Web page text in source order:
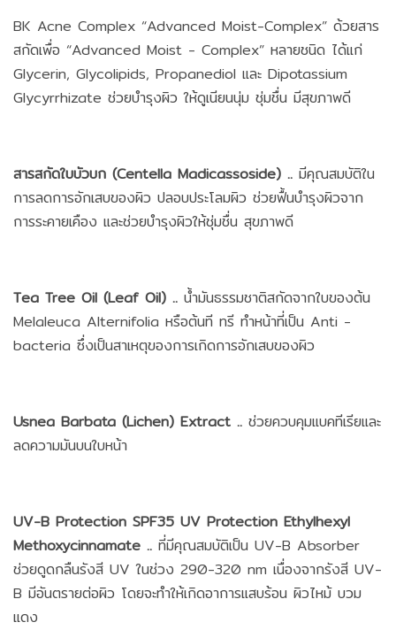
BK Acne Complex “Advanced Moist-Complex” ด้วยสาร
สกัดเพื่อ “Advanced Moist - Complex” หลายชนิด ได้แก่
Glycerin, Glycolipids, Propanediol และ Dipotassium
Glycyrrhizate ช่วยบำรุงผิว ให้ดูเนียนนุ่ม ชุ่มชื่น มีสุขภาพดี
สารสกัดใบบัวบก (Centella Madicassoside) .. มีคุณสมบัติใน
การลดการอักเสบของผิว ปลอบประโลมผิว ช่วยฟื้นบำรุงผิวจาก
การระคายเคือง และช่วยบำรุงผิวให้ชุ่มชื่น สุขภาพดี
Tea Tree Oil (Leaf Oil) .. น้ำมันธรรมชาติสกัดจากใบของต้น
Melaleuca Alternifolia หรือต้นที ทรี ทำหน้าที่เป็น Anti -
bacteria ซึ่งเป็นสาเหตุของการเกิดการอักเสบของผิว
Usnea Barbata (Lichen) Extract .. ช่วยควบคุมเเบคทีเรียเเละ
ลดความมันบนใบหน้า
UV-B Protection SPF35 UV Protection Ethylhexyl
Methoxycinnamate .. ที่มีคุณสมบัติเป็น UV-B Absorber
ช่วยดูดกลืนรังสี UV ในช่วง 290-320 nm เนื่องจากรังสี UV-
B มีอันตรายต่อผิว โดยจะทำให้เกิดอาการแสบร้อน ผิวไหม้ บวม
แดง